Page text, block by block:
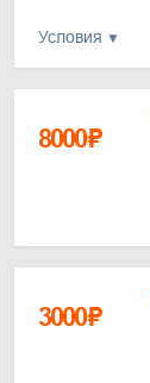
Условия
8000₽
3000₽